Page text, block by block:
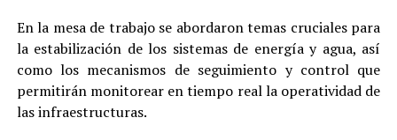
En la mesa de trabajo se abordaron temas cruciales para
la estabilización de los sistemas de energía y agua, así
como los mecanismos de seguimiento y control que
permitirán monitorear en tiempo real la operatividad de
las infraestructuras.